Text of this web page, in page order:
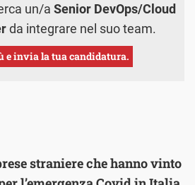
un/a Senior DevOps/Cloud
da integrare nel suo team.
e invia la tua candidatura.
straniere che hanno vinto